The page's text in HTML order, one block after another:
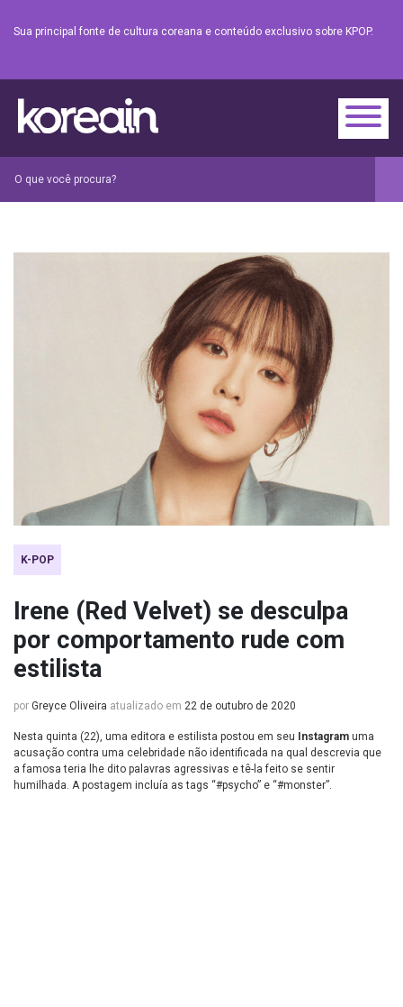
Sua principal fonte de cultura coreana e conteúdo exclusivo sobre KPOP.
K-POP
Irene (Red Velvet) se desculpa
por comportamento rude com
estilista
por Greyce Oliveira atualizado em 22 de outubro de 2020
Nesta quinta (22), uma editora e estilista postou em seu Instagram uma
acusação contra uma celebridade não identificada na qual descrevia que
a famosa teria lhe dito palavras agressivas e tê-la feito se sentir
humilhada. A postagem incluía as tags “#psycho” e “#monster”.